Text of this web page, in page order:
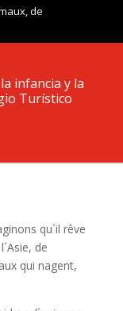
de
infancia y la
Turístico
qu´il rêve
de
qui nagent,